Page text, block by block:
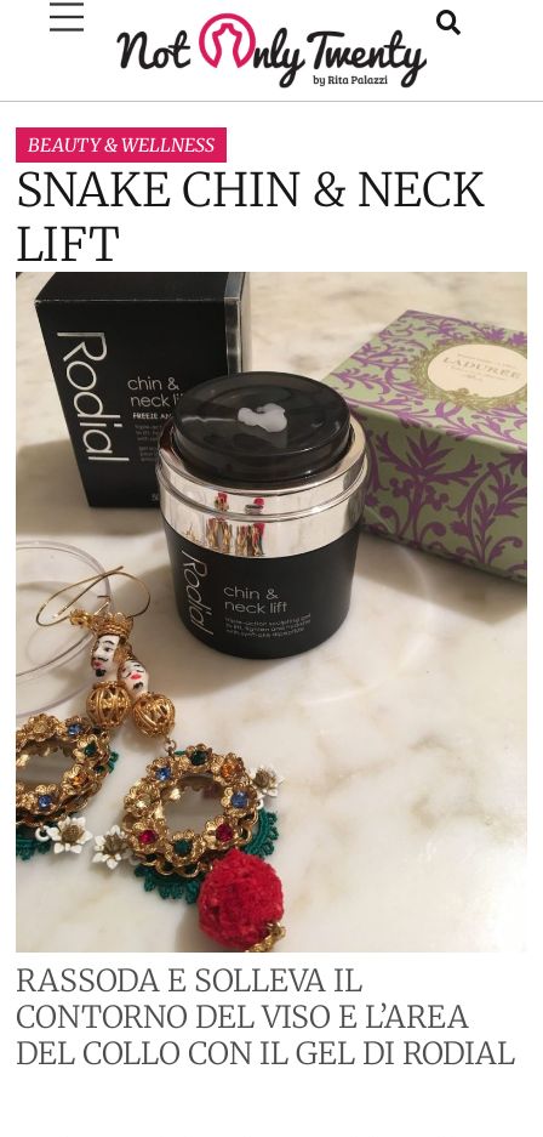
BEAUTY & WELLNESS
SNAKE CHIN & NECK
LIFT
RASSODA E SOLLEVA IL
CONTORNO DEL VISO E L’AREA
DEL COLLO CON IL GEL DI RODIAL